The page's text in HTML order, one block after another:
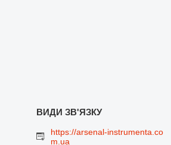
https://arsenal-instrumenta.co
m.ua